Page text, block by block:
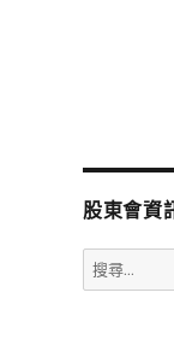
股東會資
搜
尋